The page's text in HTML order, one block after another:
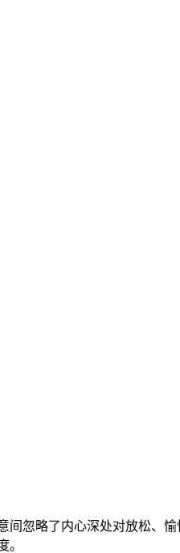
忽略了内心深处对放松、
。